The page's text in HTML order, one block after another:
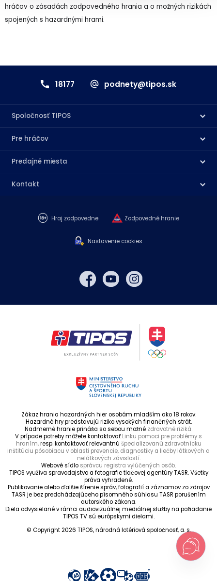
hráčov o zásadách zodpovedného hrania a o možných rizikách
spojených s hazardnými hrami.
18177 podnety@tipos.sk
Spoločnosť TIPOS
Pre hráčov
Predajné miesta
Kontakt
Hraj zodpovedne Zodpovedné hranie
Nastavenie cookies
Zákaz hrania hazardných hier osobám mladším ako 18 rokov.
Hazardné hry predstavujú riziko vysokých finančných strát.
Nadmerné hranie prináša so sebou možné zdravotné riziká.
V prípade potreby môžete kontaktovaťLinku pomoci pre problémy s
hraním,resp. kontaktovať relevantnú špecializovanú zdravotnícku
inštitúciu pôsobiacu v oblasti prevencie, diagnostiky a liečby látkových a
nelátkových závislostí.
Webové sídlo správcu registra vylúčených osôb.
TIPOS využíva spravodajstvo a fotografie tlačovej agentúry TASR. Všetky
práva vyhradené.
Publikovanie alebo ďalšie šírenie správ, fotografií a záznamov zo zdrojov
TASR je bez predchádzajúceho písomného súhlasu TASR porušením
autorského zákona.
Diela odvysielané v rámci audiovizuálnej mediálnej služby na požiadanie
TIPOS TV sú európskymi dielami.
© Copyright 2026 TIPOS, národná lotériová spoločnosť, a. s.